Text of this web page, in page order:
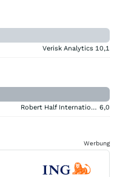
Verisk Analytics 10,1
Robert Half International 6,0
Werbung